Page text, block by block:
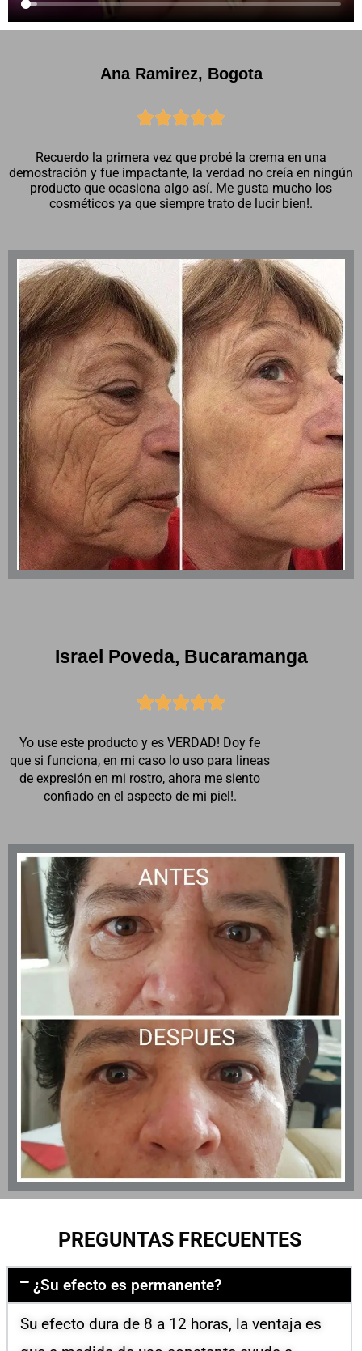
Ana Ramirez, Bogota

Recuerdo la primera vez que probé la crema en una
demostración y fue impactante, la verdad no creía en ningún
producto que ocasiona algo así. Me gusta mucho los
cosméticos ya que siempre trato de lucir bien!.
Israel Poveda, Bucaramanga

Yo use este producto y es VERDAD! Doy fe
que si funciona, en mi caso lo uso para lineas
de expresión en mi rostro, ahora me siento
confiado en el aspecto de mi piel!.
PREGUNTAS FRECUENTES
¿Su efecto es permanente?
Su efecto dura de 8 a 12 horas, la ventaja es